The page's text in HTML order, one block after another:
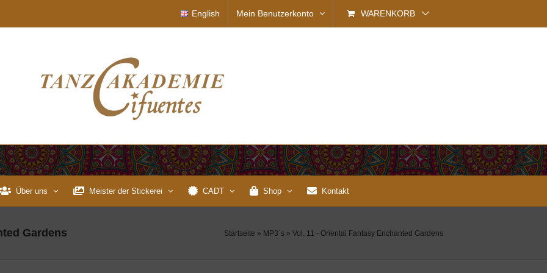
English Mein Benutzerkonto WARENKORB
Über uns Meister der Stickerei CADT Shop Kontakt
Gardens Startseite » MP3´s » Vol. 11 - Oriental Fantasy Enchanted Gardens